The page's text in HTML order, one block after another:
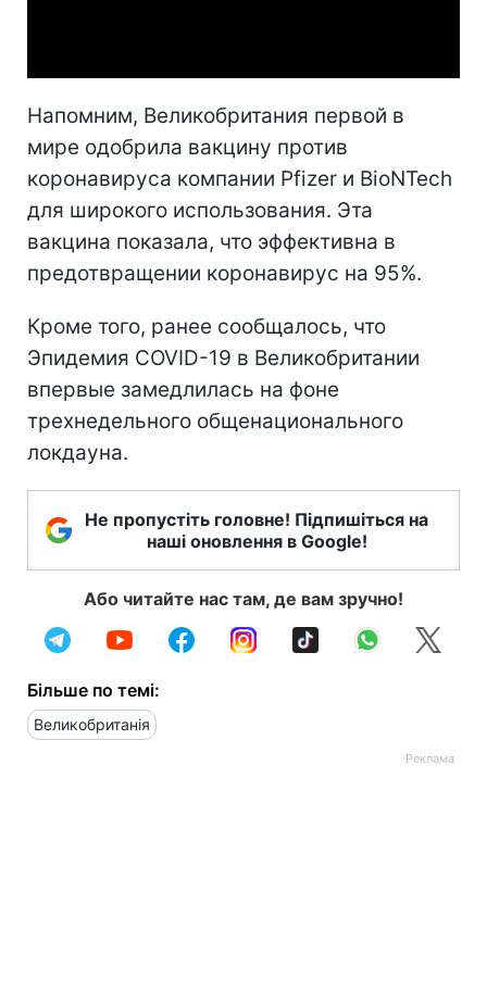
Напомним, Великобритания первой в
мире одобрила вакцину против
коронавируса компании Pfizer и BioNTech
для широкого использования. Эта
вакцина показала, что эффективна в
предотвращении коронавирус на 95%.
Кроме того, ранее сообщалось, что
Эпидемия COVID-19 в Великобритании
впервые замедлилась на фоне
трехнедельного общенационального
локдауна.
Не пропустіть головне! Підпишіться на
наші оновлення в Google!
Або читайте нас там, де вам зручно!
Більше по темі:
Великобританія